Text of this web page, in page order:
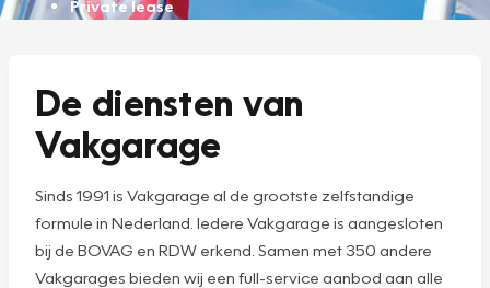
Private lease
De diensten van
Vakgarage
Sinds 1991 is Vakgarage al de grootste zelfstandige
formule in Nederland. Iedere Vakgarage is aangesloten
bij de BOVAG en RDW erkend. Samen met 350 andere
Vakgarages bieden wij een full-service aanbod aan alle